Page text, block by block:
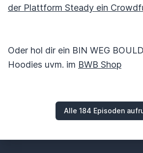
der Plattform Steady ein
Oder hol dir ein BIN WEG
Hoodies uvm. im BWB Shop
Alle 184 Episoden